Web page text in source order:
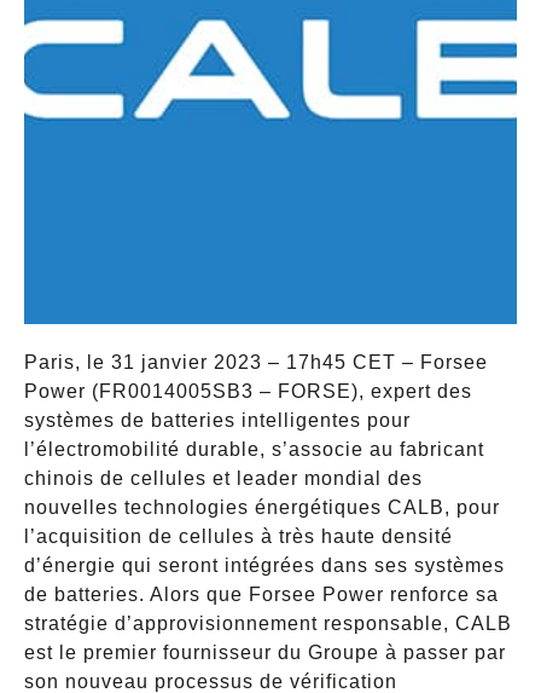
Paris, le 31 janvier 2023 – 17h45 CET – Forsee
Power (FR0014005SB3 – FORSE), expert des
systèmes de batteries intelligentes pour
l’électromobilité durable, s’associe au fabricant
chinois de cellules et leader mondial des
nouvelles technologies énergétiques CALB, pour
l’acquisition de cellules à très haute densité
d’énergie qui seront intégrées dans ses systèmes
de batteries. Alors que Forsee Power renforce sa
stratégie d’approvisionnement responsable, CALB
est le premier fournisseur du Groupe à passer par
son nouveau processus de vérification